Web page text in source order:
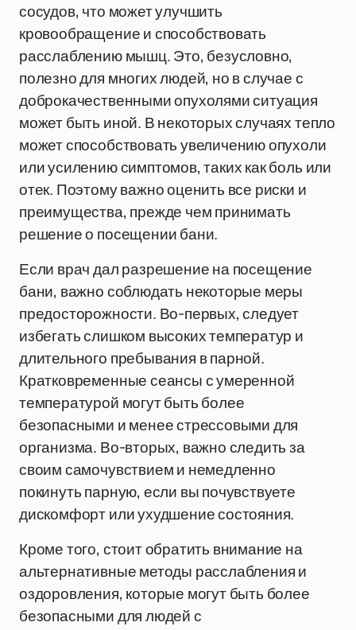
сосудов, что может улучшить
кровообращение и способствовать
расслаблению мышц. Это, безусловно,
полезно для многих людей, но в случае с
доброкачественными опухолями ситуация
может быть иной. В некоторых случаях тепло
может способствовать увеличению опухоли
или усилению симптомов, таких как боль или
отек. Поэтому важно оценить все риски и
преимущества, прежде чем принимать
решение о посещении бани.
Если врач дал разрешение на посещение
бани, важно соблюдать некоторые меры
предосторожности. Во-первых, следует
избегать слишком высоких температур и
длительного пребывания в парной.
Кратковременные сеансы с умеренной
температурой могут быть более
безопасными и менее стрессовыми для
организма. Во-вторых, важно следить за
своим самочувствием и немедленно
покинуть парную, если вы почувствуете
дискомфорт или ухудшение состояния.
Кроме того, стоит обратить внимание на
альтернативные методы расслабления и
оздоровления, которые могут быть более
безопасными для людей с